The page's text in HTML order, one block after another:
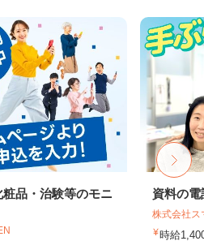
品・治験等のモニ
資料の
株式会社ス
時給